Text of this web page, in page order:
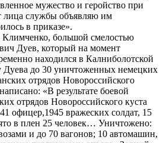
мужество и геройство при
лица службы объявляю им
в приказе».
большой смелостью
Дуев, который на момент
находился в Калниболотской
Дуева до 30 уничтоженных немецких
отрядов Новороссийского
«В результате боевой
отрядов Новороссийского куста
офицер,1945 вражеских солдат, 15
в плен 25 человек… Уничтожено:
и до 70 вагонов; 10 автомашин,